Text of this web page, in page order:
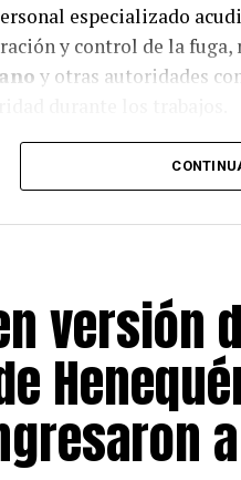
especializado
y control de la
y otras autoridades
no se reportan
para
versión